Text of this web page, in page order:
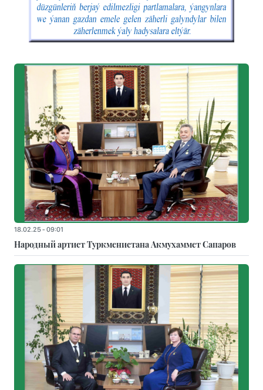
18.02.25 - 09:01
Народный артист Туркменистана Акмухаммет Сапаров